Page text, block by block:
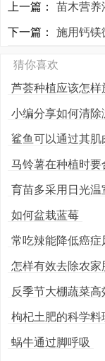
上一篇： 苗木营养
下一篇： 施用钙镁
猜你喜欢
芦荟种植应该怎样
小编分享如何清
鲨鱼可以通过其
马铃薯在种植时要
育苗多采用日光
如何盆栽蓝莓
常吃辣能降低癌症
怎样有效去除农家
反季节大棚蔬菜
枸杞土肥的科学料
蜗牛通过脚呼吸